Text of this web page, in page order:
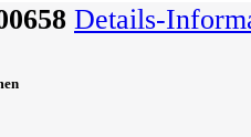
Details-